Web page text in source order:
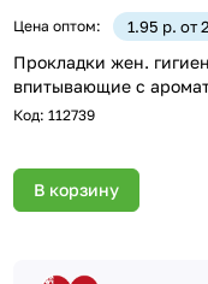
Цена оптом: 1.95 р. от
Прокладки жен.
Код: 112739
В корзину